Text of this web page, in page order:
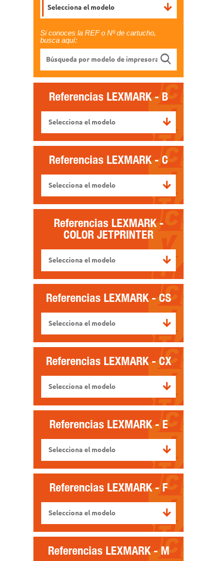
Selecciona el modelo
Si conoces la REF o Nº de cartucho,
busca aquí:
Referencias LEXMARK - B
Selecciona el modelo
Referencias LEXMARK - C
Selecciona el modelo
Referencias LEXMARK -
COLOR JETPRINTER
Selecciona el modelo
Referencias LEXMARK - CS
Selecciona el modelo
Referencias LEXMARK - CX
Selecciona el modelo
Referencias LEXMARK - E
Selecciona el modelo
Referencias LEXMARK - F
Selecciona el modelo
Referencias LEXMARK - M